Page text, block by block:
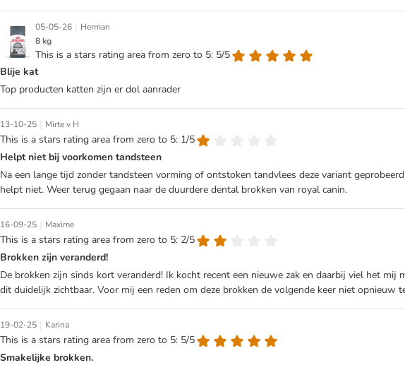
05-05-26 | Herman
8 kg
This is a stars rating area from zero to 5: 5/5
Blije kat
Top producten katten zijn er dol aanrader
13-10-25 | Mirte v H
This is a stars rating area from zero to 5: 1/5
Helpt niet bij voorkomen tandsteen
Na een lange tijd zonder tandsteen vorming of ontstoken tandvlees deze variant
helpt niet. Weer terug gegaan naar de duurdere dental brokken van royal canin.
16-09-25 | Maxime
This is a stars rating area from zero to 5: 2/5
Brokken zijn veranderd!
De brokken zijn sinds kort veranderd! Ik kocht recent een nieuwe zak en daarbij viel het
dit duidelijk zichtbaar. Voor mij een reden om deze brokken de volgende keer niet opnieuw
19-02-25 | Karina
This is a stars rating area from zero to 5: 5/5
Smakelijke brokken.